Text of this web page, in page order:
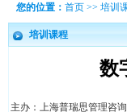
您的位置： 首页 >> 培训
培训课程
数
主办：上海普瑞思管理咨